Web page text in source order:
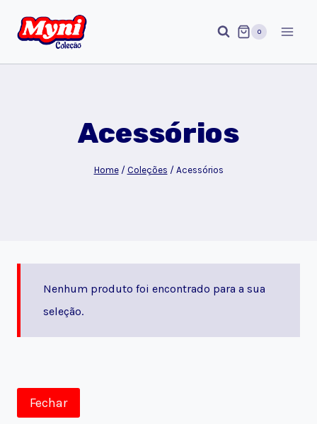
para
0
Acessórios
Home / Coleções / Acessórios
Nenhum produto foi encontrado para a sua
seleção.
Fechar